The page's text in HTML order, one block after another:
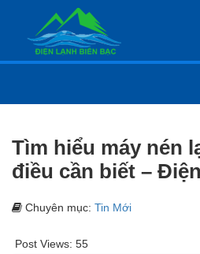
Tìm hiểu máy nén
điều cần biết –
Chuyên mục: Tin Mới
Post Views: 55